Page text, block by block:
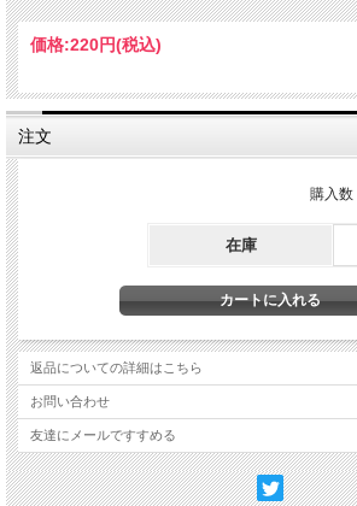
Made in Japan
©Fujiko-Pro
価格:220円(税込)
注文
購入数
在庫
返品についての詳細はこちら
お問い合わせ
友達にメールですすめる